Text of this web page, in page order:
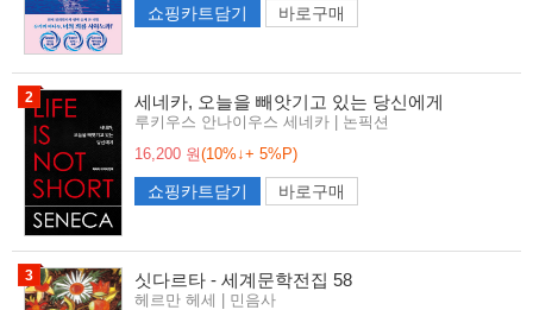
쇼핑카트담기 바로구매
2 세네카, 오늘을 빼앗기고 있는 당신에게
루키우스 안나이우스 세네카 | 논픽션
16,200 원(10%↓+ 5%P)
쇼핑카트담기 바로구매
3 싯다르타 - 세계문학전집 58
헤르만 헤세 | 민음사